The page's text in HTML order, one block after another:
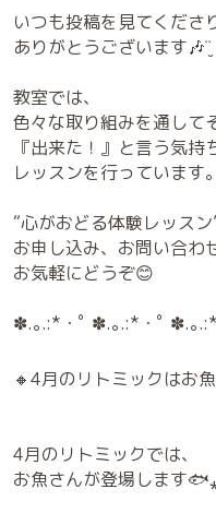
いつも投稿を見てくださ
ありがとうございます🎶¨̮
教室では、
色々な取り組みを通して
『出来た！』と言う気持
レッスンを行っています。
“心がおどる体験レッスン
お申し込み、お問い合
お気軽にどうぞ😊
✽.｡.:*・ﾟ ✽.｡.:*・ﾟ ✽.｡
🔸4月のリトミックはお
4月のリトミックでは、
お魚さんが登場します